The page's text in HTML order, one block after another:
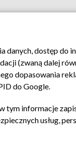
Kontakt
danych, dostęp do
(zwaną dalej
dopasowania
do Google.
tym informacje
usług,